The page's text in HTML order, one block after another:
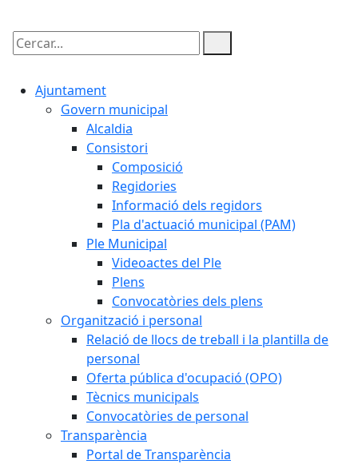
Cercar:
Ajuntament
Govern municipal
Alcaldia
Consistori
Composició
Regidories
Informació dels regidors
Pla d'actuació municipal (PAM)
Ple Municipal
Videoactes del Ple
Plens
Convocatòries dels plens
Organització i personal
Relació de llocs de treball i la plantilla de
personal
Oferta pública d'ocupació (OPO)
Tècnics municipals
Convocatòries de personal
Transparència
Portal de Transparència